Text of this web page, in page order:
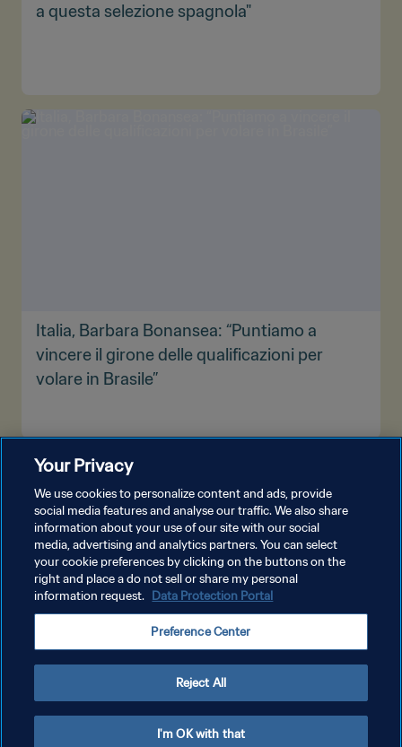
a questa selezione spagnola"
Italia, Barbara Bonansea: “Puntiamo a
vincere il girone delle qualificazioni per
volare in Brasile”
PRIVACY POLICY
GESTISCI LE TUE PREFERENZE PER I COOKIES
Copyright © 1994 - 2026 FIFA. Tutti i diritti riservati.
Your Privacy
We use cookies to personalize content and ads, provide
social media features and analyse our traffic. We also share
information about your use of our site with our social
media, advertising and analytics partners. You can select
your cookie preferences by clicking on the buttons on the
right and place a do not sell or share my personal
information request. Data Protection Portal
Preference Center
Reject All
I'm OK with that